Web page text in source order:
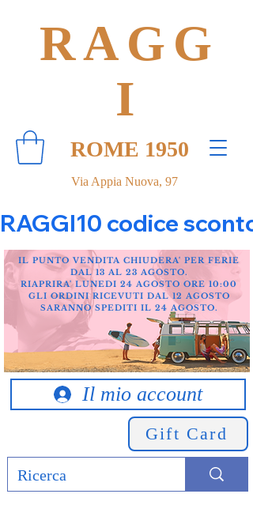
Via Appia Nuova, 97
RAGG
I
ROME 1950
RAGGI10 codice
Il mio account
Gift Card
IL PUNTO VENDITA CHIUDERA' PER FERIE
DAL 13 AL 23 AGOSTO.
RIAPRIRA' LUNEDI 24 AGOSTO ORE 10:00
GLI ORDINI RICEVUTI DAL 12 AGOSTO
SARANNO SPEDITI IL 24 AGOSTO.